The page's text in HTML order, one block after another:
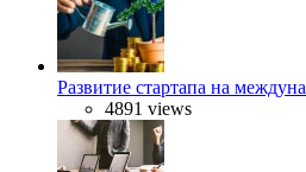
Развитие стартапа на
4891 views